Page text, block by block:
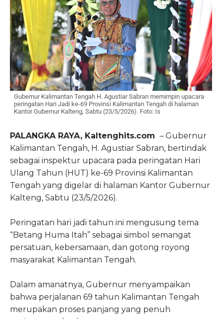
Gubernur Kalimantan Tengah H. Agustiar Sabran memimpin upacara
peringatan Hari Jadi ke-69 Provinsi Kalimantan Tengah di halaman
Kantor Gubernur Kalteng, Sabtu (23/5/2026). Foto: Is
PALANGKA RAYA, Kaltenghits.com – Gubernur
Kalimantan Tengah, H. Agustiar Sabran, bertindak
sebagai inspektur upacara pada peringatan Hari
Ulang Tahun (HUT) ke-69 Provinsi Kalimantan
Tengah yang digelar di halaman Kantor Gubernur
Kalteng, Sabtu (23/5/2026).
Peringatan hari jadi tahun ini mengusung tema
“Betang Huma Itah” sebagai simbol semangat
persatuan, kebersamaan, dan gotong royong
masyarakat Kalimantan Tengah.
Dalam amanatnya, Gubernur menyampaikan
bahwa perjalanan 69 tahun Kalimantan Tengah
merupakan proses panjang yang penuh